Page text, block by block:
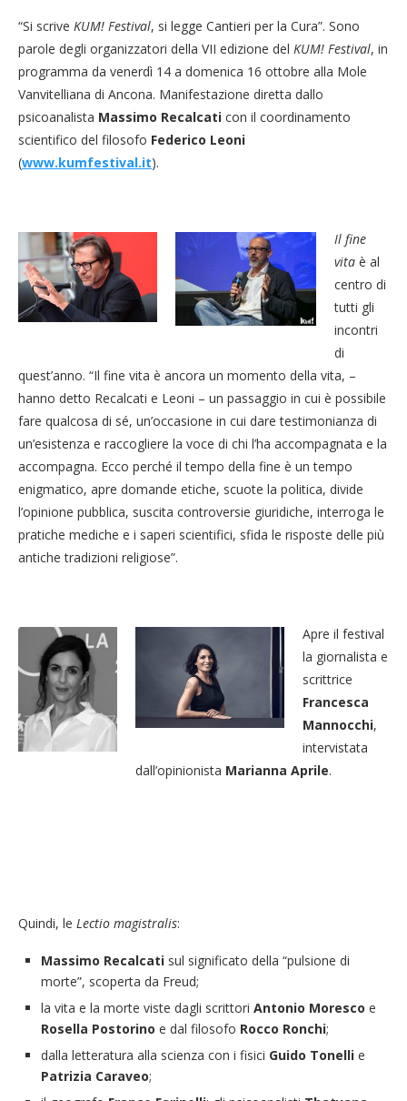
“Si scrive KUM! Festival, si legge Cantieri per la Cura”. Sono
parole degli organizzatori della VII edizione del KUM! Festival, in
programma da venerdì 14 a domenica 16 ottobre alla Mole
Vanvitelliana di Ancona. Manifestazione diretta dallo
psicoanalista Massimo Recalcati con il coordinamento
scientifico del filosofo Federico Leoni
(www.kumfestival.it).
Il fine
vita è al
centro di
tutti gli
incontri
di
quest’anno. “Il fine vita è ancora un momento della vita, –
hanno detto Recalcati e Leoni – un passaggio in cui è possibile
fare qualcosa di sé, un’occasione in cui dare testimonianza di
un’esistenza e raccogliere la voce di chi l’ha accompagnata e la
accompagna. Ecco perché il tempo della fine è un tempo
enigmatico, apre domande etiche, scuote la politica, divide
l’opinione pubblica, suscita controversie giuridiche, interroga le
pratiche mediche e i saperi scientifici, sfida le risposte delle più
antiche tradizioni religiose”.
Apre il festival
la giornalista e
scrittrice
Francesca
Mannocchi,
intervistata
dall’opinionista Marianna Aprile.
Quindi, le Lectio magistralis:
Massimo Recalcati sul significato della “pulsione di
morte”, scoperta da Freud;
la vita e la morte viste dagli scrittori Antonio Moresco e
Rosella Postorino e dal filosofo Rocco Ronchi;
dalla letteratura alla scienza con i fisici Guido Tonelli e
Patrizia Caraveo;